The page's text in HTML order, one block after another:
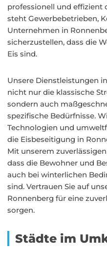
professionell und effizient
steht Gewerbebetrieben,
Unternehmen in
sicherzustellen, dass die
Eis sind.
Unsere Dienstleistungen
nicht nur die klassische
sondern auch
spezifische Bedürfnisse.
Technologien und
die Eisbeseitigung in
Mit unserem
dass die Bewohner und
auch bei winterlichen
sind. Vertrauen Sie auf
Ronnenberg für eine
sorgen.
Städte im